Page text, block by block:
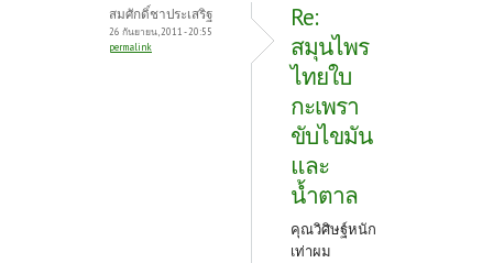
สมศักดิ์ชาประเสริฐ
26 กันยายน, 2011 - 20:55
permalink
Re:
สมุนไพร
ไทยใบ
กะเพรา
ขับไขมัน
และ
น้ำตาล
คุณวิศิษฐ์หนัก
เท่าผม